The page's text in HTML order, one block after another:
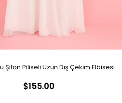
Şifon Piliseli Uzun Dış Çekim Elbisesi
$155.00